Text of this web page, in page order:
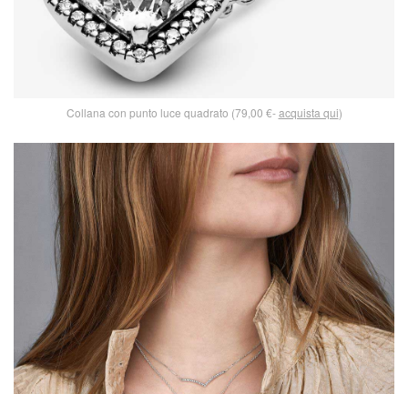
Collana con punto luce quadrato (79,00 €-acquista qui)